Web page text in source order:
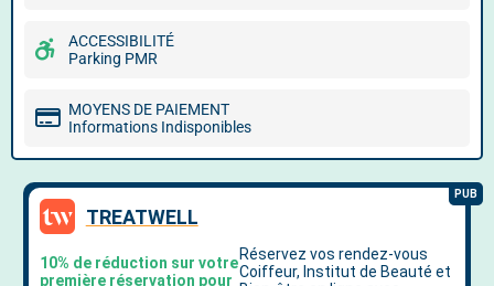
ACCESSIBILITÉ
Parking PMR
MOYENS DE PAIEMENT
Informations Indisponibles